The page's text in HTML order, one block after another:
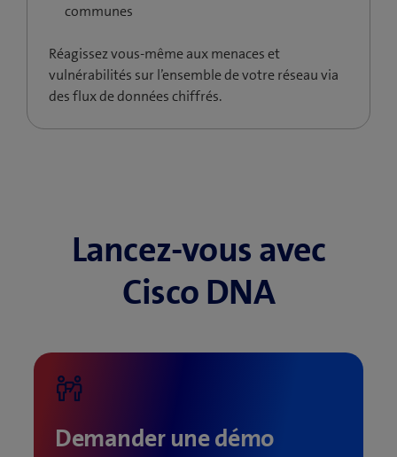
communes
Réagissez vous-même aux menaces et
vulnérabilités sur l’ensemble de votre réseau via
des flux de données chiffrés.
Lancez-vous avec
Cisco DNA
Demander une démo